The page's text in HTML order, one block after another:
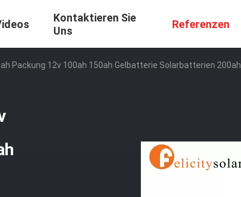
Kontaktieren Sie
Uns
Referenzen
Packung 12v 100ah 150ah Gelbatterie Solarbatterien 200ah